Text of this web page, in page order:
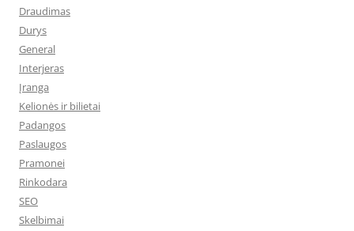
Draudimas
Durys
General
Interjeras
Įranga
Kelionės ir bilietai
Padangos
Paslaugos
Pramonei
Rinkodara
SEO
Skelbimai